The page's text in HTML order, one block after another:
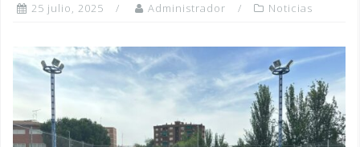
25 julio, 2025 Administrador Noticias